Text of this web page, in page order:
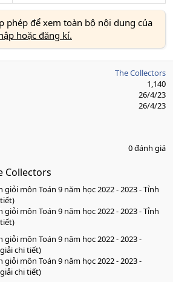
phép để xem toàn bộ nội dung của
hoặc đăng kí.
The Collectors
1,140
26/4/23
26/4/23
0 đánh giá
Collectors
môn Toán 9 năm học 2022 - 2023 - Tỉnh
môn Toán 9 năm học 2022 - 2023 - Tỉnh
môn Toán 9 năm học 2022 - 2023 -
chi tiết)
môn Toán 9 năm học 2022 - 2023 -
chi tiết)